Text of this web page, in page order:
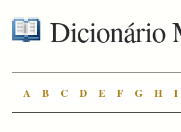
Dicionário
A B C D E F G H I